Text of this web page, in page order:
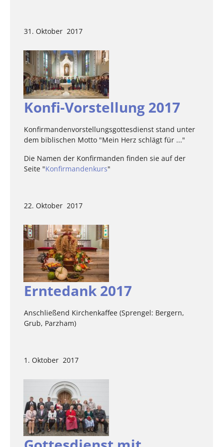
31. Oktober 2017
Konfi-Vorstellung 2017
Konfirmandenvorstellungsgottesdienst stand unter
dem biblischen Motto "Mein Herz schlägt für ..."
Die Namen der Konfirmanden finden sie auf der
Seite "Konfirmandenkurs"
22. Oktober 2017
Erntedank 2017
Anschließend Kirchenkaffee (Sprengel: Bergern,
Grub, Parzham)
1. Oktober 2017